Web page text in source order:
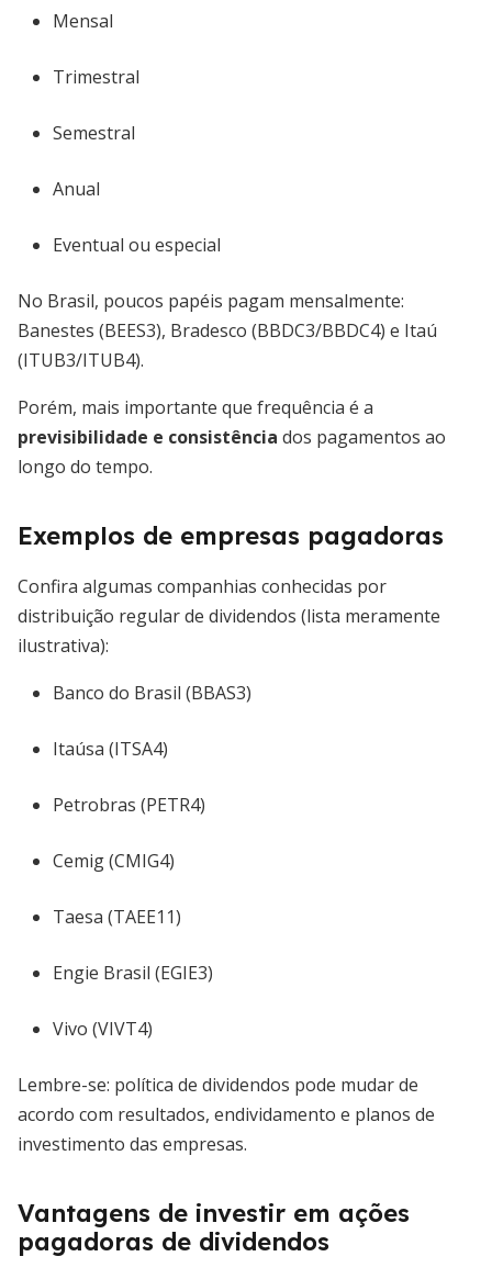
Mensal
Trimestral
Semestral
Anual
Eventual ou especial
No Brasil, poucos papéis pagam mensalmente:
Banestes (BEES3), Bradesco (BBDC3/BBDC4) e Itaú
(ITUB3/ITUB4).
Porém, mais importante que frequência é a
previsibilidade e consistência dos pagamentos ao
longo do tempo.
Exemplos de empresas pagadoras
Confira algumas companhias conhecidas por
distribuição regular de dividendos (lista meramente
ilustrativa):
Banco do Brasil (BBAS3)
Itaúsa (ITSA4)
Petrobras (PETR4)
Cemig (CMIG4)
Taesa (TAEE11)
Engie Brasil (EGIE3)
Vivo (VIVT4)
Lembre-se: política de dividendos pode mudar de
acordo com resultados, endividamento e planos de
investimento das empresas.
Vantagens de investir em ações
pagadoras de dividendos